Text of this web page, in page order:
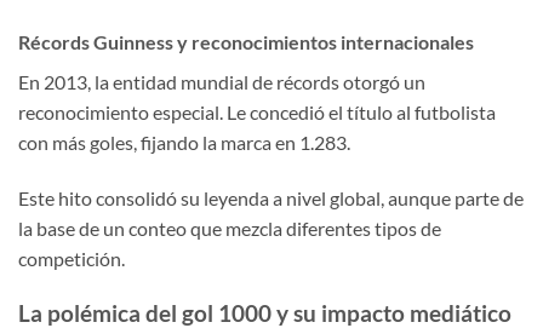
Récords Guinness y reconocimientos internacionales
En 2013, la entidad mundial de récords otorgó un
reconocimiento especial. Le concedió el título al futbolista
con más goles, fijando la marca en 1.283.
Este hito consolidó su leyenda a nivel global, aunque parte de
la base de un conteo que mezcla diferentes tipos de
competición.
La polémica del gol 1000 y su impacto mediático